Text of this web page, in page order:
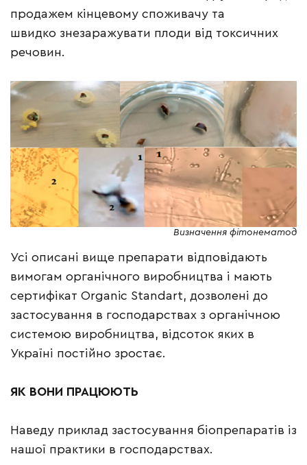
продажем кінцевому споживачу та
швидко знезаражувати плоди від токсичних
речовин.
Визначення фітонематод
Усі описані вище препарати відповідають
вимогам органічного виробництва і мають
сертифікат Organic Standart, дозволені до
застосування в господарствах з органічною
системою виробництва, відсоток яких в
Україні постійно зростає.
ЯК ВОНИ ПРАЦЮЮТЬ
Наведу приклад застосування біопрепаратів із
нашої практики в господарствах.